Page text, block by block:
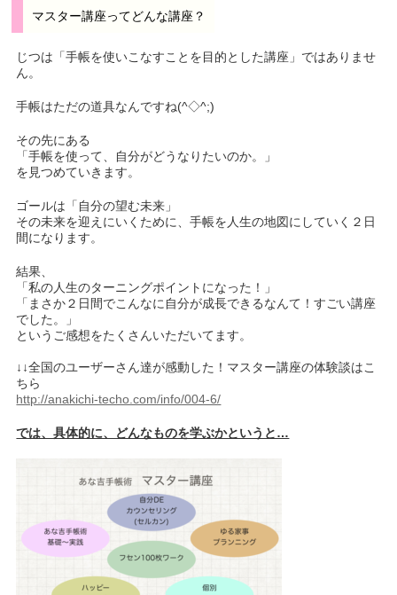
マスター講座ってどんな講座？
じつは「手帳を使いこなすことを目的とした講座」ではありませ
ん。
手帳はただの道具なんですね(^◇^;)
その先にある
「手帳を使って、自分がどうなりたいのか。」
を見つめていきます。
ゴールは「自分の望む未来」
その未来を迎えにいくために、手帳を人生の地図にしていく２日
間になります。
結果、
「私の人生のターニングポイントになった！」
「まさか２日間でこんなに自分が成長できるなんて！すごい講座
でした。」
というご感想をたくさんいただいてます。
↓↓全国のユーザーさん達が感動した！マスター講座の体験談はこ
ちら
http://anakichi-techo.com/info/004-6/
では、具体的に、どんなものを学ぶかというと…